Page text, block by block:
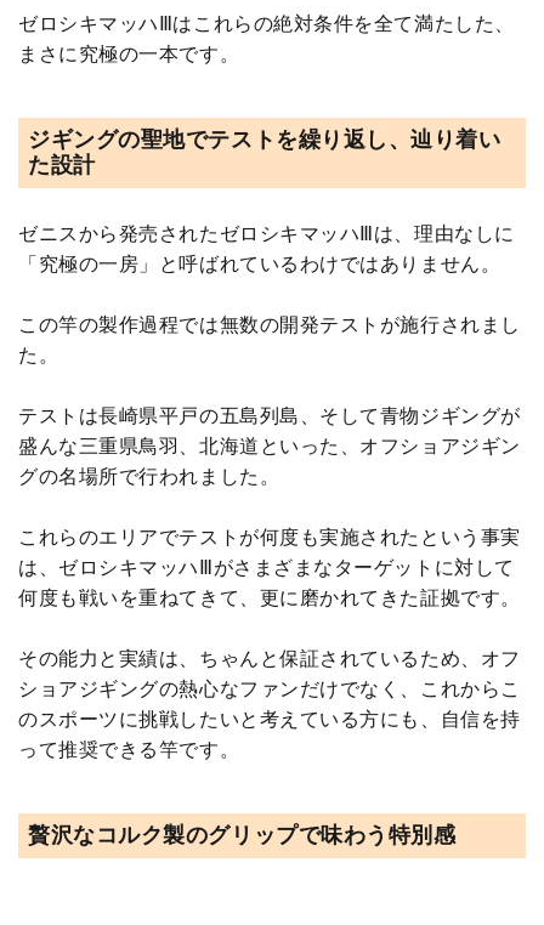
ゼロシキマッハⅢはこれらの絶対条件を全て満たした、
まさに究極の一本です。
ジギングの聖地でテストを繰り返し、辿り着い
た設計
ゼニスから発売されたゼロシキマッハⅢは、理由なしに
「究極の一房」と呼ばれているわけではありません。
この竿の製作過程では無数の開発テストが施行されまし
た。
テストは長崎県平戸の五島列島、そして青物ジギングが
盛んな三重県鳥羽、北海道といった、オフショアジギン
グの名場所で行われました。
これらのエリアでテストが何度も実施されたという事実
は、ゼロシキマッハⅢがさまざまなターゲットに対して
何度も戦いを重ねてきて、更に磨かれてきた証拠です。
その能力と実績は、ちゃんと保証されているため、オフ
ショアジギングの熱心なファンだけでなく、これからこ
のスポーツに挑戦したいと考えている方にも、自信を持
って推奨できる竿です。
贅沢なコルク製のグリップで味わう特別感